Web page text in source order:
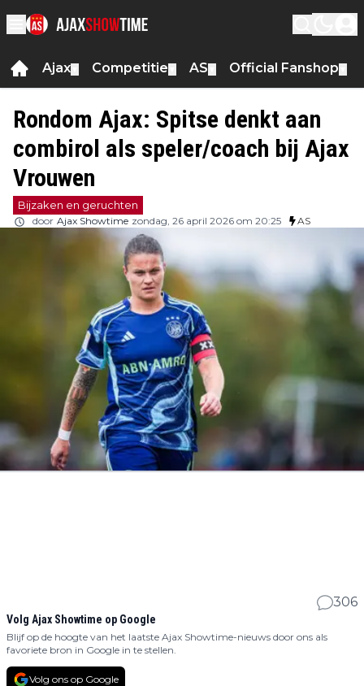
Ajax Competitie AS Official Fanshop
Rondom Ajax: Spitse denkt aan
combirol als speler/coach bij Ajax
Vrouwen
Bijzaken en geruchten
door Ajax Showtime zondag, 26 april 2026 om 20:25 AS
306
Volg Ajax Showtime op Google
Blijf op de hoogte van het laatste Ajax Showtime-nieuws door ons als
favoriete bron in Google in te stellen.
Volg ons op Google